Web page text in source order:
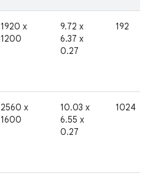
1920 x
1200
9.72 x
6.37 x
0.27
192
2560 x
1600
10.03 x
6.55 x
0.27
1024